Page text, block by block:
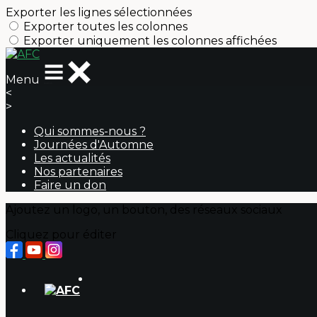
Exporter les lignes sélectionnées
Exporter toutes les colonnes
Exporter uniquement les colonnes affichées
Menu
<
>
Qui sommes-nous ?
Journées d'Automne
Les actualités
Nos partenaires
Faire un don